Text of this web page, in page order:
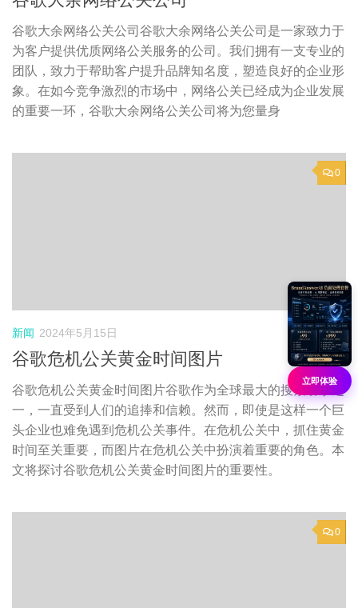
谷歌大余网络公关公司谷歌大余网络公关公司是一家致力于
为客户提供优质网络公关服务的公司。我们拥有一支专业的
团队，致力于帮助客户提升品牌知名度，塑造良好的企业形
象。在如今竞争激烈的市场中，网络公关已经成为企业发展
的重要一环，谷歌大余网络公关公司将为您量身
0
新闻 2024年5月15日
谷歌危机公关黄金时间图片
谷歌危机公关黄金时间图片谷歌作为全球最大的搜索引擎之
一，一直受到人们的追捧和信赖。然而，即使是这样一个巨
头企业也难免遇到危机公关事件。在危机公关中，抓住黄金
时间至关重要，而图片在危机公关中扮演着重要的角色。本
文将探讨谷歌危机公关黄金时间图片的重要性。
0
立即体验